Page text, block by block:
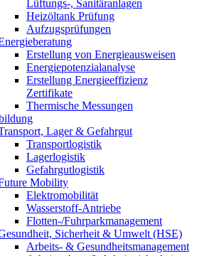
Lüftungs-, Sanitäranlagen
Heizöltank Prüfung
Aufzugsprüfungen
Erstellung von Energieausweisen
Energiepotenzialanalyse
Erstellung Energieeffizienz
Zertifikate
Thermische Messungen
Lager & Gefahrgut
Transportlogistik
Lagerlogistik
Gefahrgutlogistik
Mobility
Elektromobilität
Wasserstoff-Antriebe
Flotten-/Fuhrparkmanagement
Sicherheit & Umwelt (HSE)
Arbeits- & Gesundheitsmanagement